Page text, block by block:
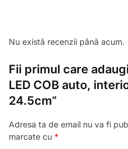
Nu există recenzii până acum.
Fii primul care
LED COB auto,
24.5cm”
Adresa ta de email nu va fi
marcate cu *